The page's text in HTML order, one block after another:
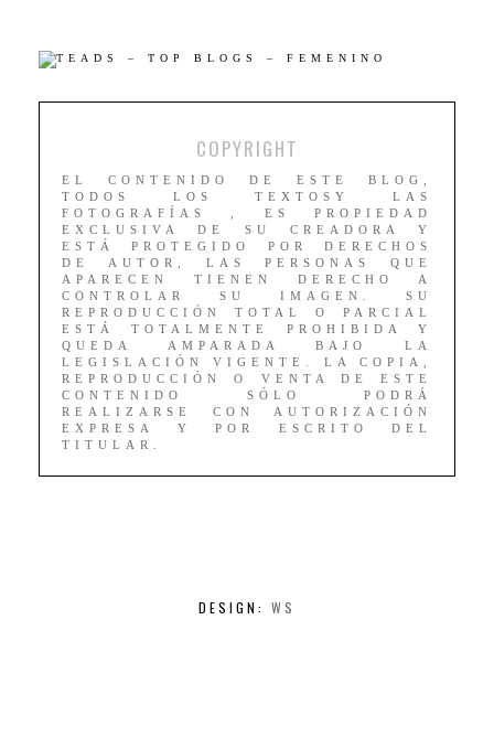
COPYRIGHT
EL CONTENIDO DE ESTE BLOG,
TODOS LOS TEXTOSY LAS
FOTOGRAFÍAS , ES PROPIEDAD
EXCLUSIVA DE SU CREADORA Y
ESTÁ PROTEGIDO POR DERECHOS
DE AUTOR, LAS PERSONAS QUE
APARECEN TIENEN DERECHO A
CONTROLAR SU IMAGEN. SU
REPRODUCCIÓN TOTAL O PARCIAL
ESTÁ TOTALMENTE PROHIBIDA Y
QUEDA AMPARADA BAJO LA
LEGISLACIÓN VIGENTE. LA COPIA,
REPRODUCCIÓN O VENTA DE ESTE
CONTENIDO SÓLO PODRÁ
REALIZARSE CON AUTORIZACIÓN
EXPRESA Y POR ESCRITO DEL
TITULAR.
DESIGN: WS